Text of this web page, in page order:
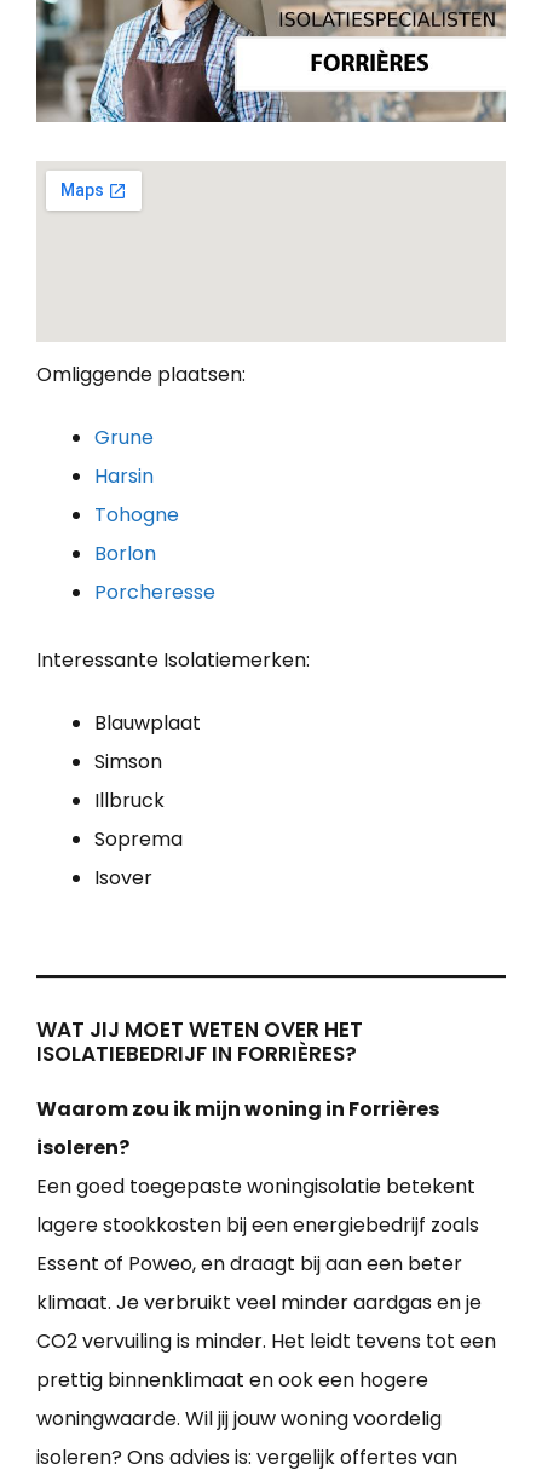
Omliggende plaatsen:
Grune
Harsin
Tohogne
Borlon
Porcheresse
Interessante Isolatiemerken:
Blauwplaat
Simson
Illbruck
Soprema
Isover
WAT JIJ MOET WETEN OVER HET
ISOLATIEBEDRIJF IN FORRIÈRES?
Waarom zou ik mijn woning in Forrières
isoleren?
Een goed toegepaste woningisolatie betekent
lagere stookkosten bij een energiebedrijf zoals
Essent of Poweo, en draagt bij aan een beter
klimaat. Je verbruikt veel minder aardgas en je
CO2 vervuiling is minder. Het leidt tevens tot een
prettig binnenklimaat en ook een hogere
woningwaarde. Wil jij jouw woning voordelig
isoleren? Ons advies is: vergelijk offertes van